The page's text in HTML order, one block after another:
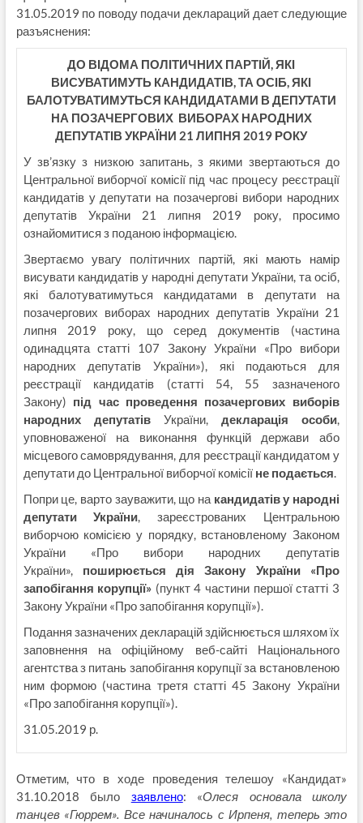
31.05.2019 по поводу подачи деклараций дает следующие
разъяснения:
ДО ВІДОМА ПОЛІТИЧНИХ ПАРТІЙ, ЯКІ
ВИСУВАТИМУТЬ КАНДИДАТІВ, ТА ОСІБ, ЯКІ
БАЛОТУВАТИМУТЬСЯ КАНДИДАТАМИ В ДЕПУТАТИ
НА ПОЗАЧЕРГОВИХ ВИБОРАХ НАРОДНИХ
ДЕПУТАТІВ УКРАЇНИ 21 ЛИПНЯ 2019 РОКУ
У зв’язку з низкою запитань, з якими звертаються до
Центральної виборчої комісії під час процесу реєстрації
кандидатів у депутати на позачергові вибори народних
депутатів України 21 липня 2019 року, просимо
ознайомитися з поданою інформацією.
Звертаємо увагу політичних партій, які мають намір
висувати кандидатів у народні депутати України, та осіб,
які балотуватимуться кандидатами в депутати на
позачергових виборах народних депутатів України 21
липня 2019 року, що серед документів (частина
одинадцята статті 107 Закону України «Про вибори
народних депутатів України»), які подаються для
реєстрації кандидатів (статті 54, 55 зазначеного
Закону) під час проведення позачергових виборів
народних депутатівУкраїни, декларація особи,
уповноваженої на виконання функцій держави або
місцевого самоврядування, для реєстрації кандидатом у
депутати до Центральної виборчої комісії не подається.
Попри це, варто зауважити, що на кандидатів у народні
депутати України, зареєстрованих Центральною
виборчою комісією у порядку, встановленому Законом
України «Про вибори народних депутатів
України», поширюється
дія Закону України «Про
запобігання корупції» (пункт 4 частини першої статті 3
Закону України «Про запобігання корупції»).
Подання зазначених декларацій здійснюється шляхом їх
заповнення на офіційному веб-сайті Національного
агентства з питань запобігання корупції за встановленою
ним формою (частина третя статті 45 Закону України
«Про запобігання корупції»).
31.05.2019 р.
Отметим, что в ходе проведения телешоу «Кандидат»
31.10.2018 было заявлено: «Олеся основала школу
танцев «Гюррем». Все начиналось с Ирпеня, теперь это